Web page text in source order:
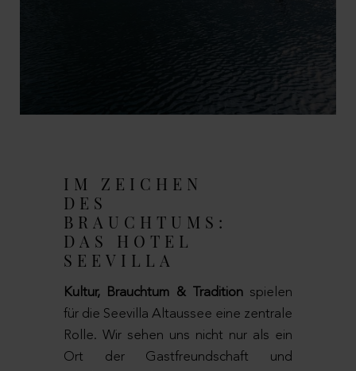
IM ZEICHEN
DES
BRAUCHTUMS:
DAS HOTEL
SEEVILLA
Kultur, Brauchtum & Traditionspielen
für die Seevilla Altaussee eine zentrale
Rolle. Wir sehen uns nicht nur als ein
Ort der Gastfreundschaft und